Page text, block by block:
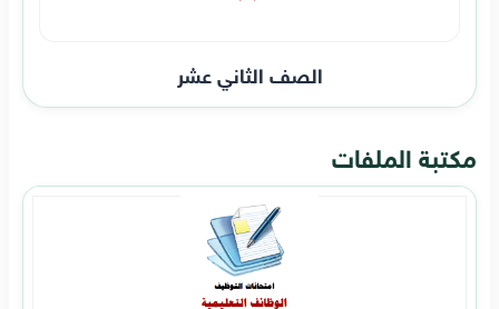
الصف الثاني عشر
مكتبة الملفات